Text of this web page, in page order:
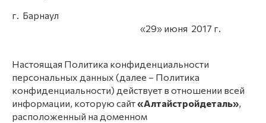
г. Барнаул
«29» июня 2017 г.
Настоящая Политика конфиденциальности
персональных данных (далее – Политика
конфиденциальности) действует в отношении всей
информации, которую сайт«Алтайстройдеталь»,
расположенный на доменном